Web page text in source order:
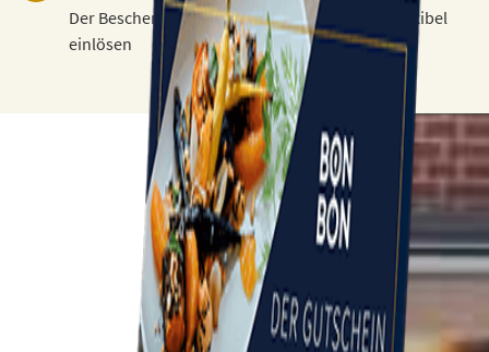
Der Beschenkte kann den Gutschein 3 Jahre flexibel
einlösen